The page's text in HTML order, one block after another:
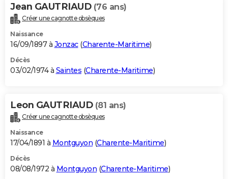
Jean GAUTRIAUD (76 ans)
Créer une cagnotte obsèques
Naissance
16/09/1897 à Jonzac(Charente-Maritime)
Décès
03/02/1974 à Saintes (Charente-Maritime)
Leon GAUTRIAUD (81 ans)
Créer une cagnotte obsèques
Naissance
17/04/1891 à Montguyon (Charente-Maritime)
Décès
08/08/1972 à Montguyon (Charente-Maritime)